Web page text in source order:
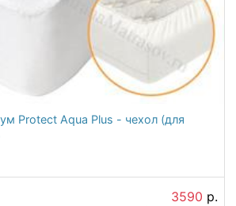
Protect Aqua Plus - чехол (для
3590 р.